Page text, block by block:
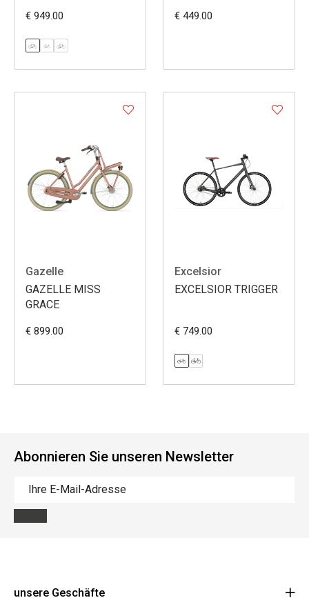
€ 949.00 € 449.00
Gazelle
GAZELLE MISS
GRACE
€ 899.00
Excelsior
EXCELSIOR TRIGGER
€ 749.00
Abonnieren Sie unseren Newsletter
unsere Geschäfte